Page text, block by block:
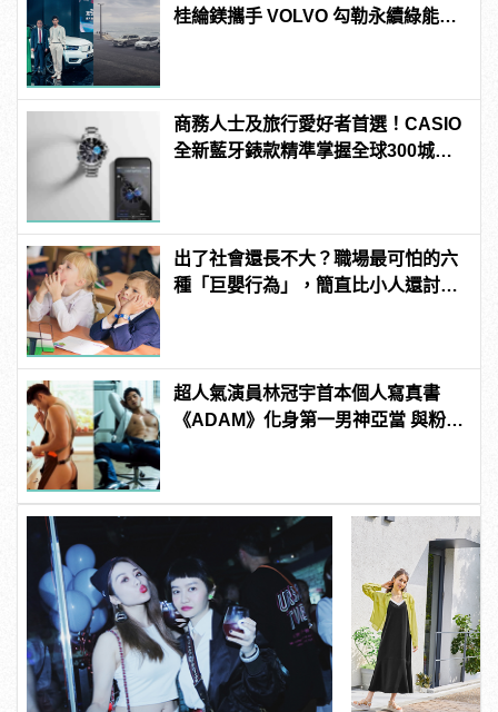
桂綸鎂攜手 VOLVO 勾勒永續綠能生
商務人士及旅行愛好者首選！CASIO
全新藍牙錶款精準掌握全球300城市
出了社會還長不大？職場最可怕的六
種「巨嬰行為」，簡直比小人還討
超人氣演員林冠宇首本個人寫真書
《ADAM》化身第一男神亞當 與粉絲